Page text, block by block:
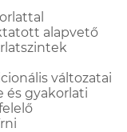
alapvető
változatai
és gyakorlati